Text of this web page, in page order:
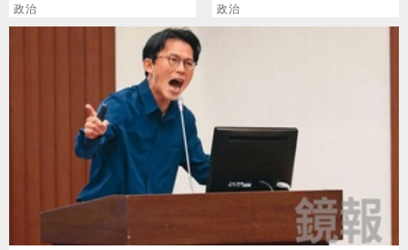
本沒人敢生孩
政治 政治